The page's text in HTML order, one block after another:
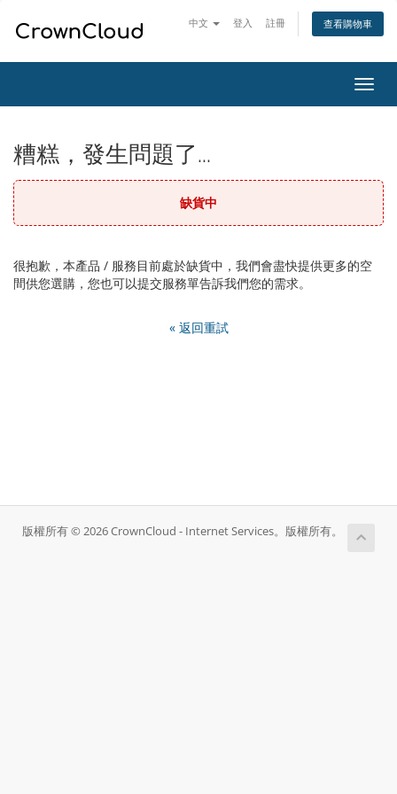
中文 登入 註冊 查看購物車
切
換
糟糕，發生問題了...
缺貨中
很抱歉，本產品 / 服務目前處於缺貨中，我們會盡快提供更多的空
間供您選購，您也可以提交服務單告訴我們您的需求。
« 返回重試
版權所有 © 2026 CrownCloud - Internet Services。版權所有。